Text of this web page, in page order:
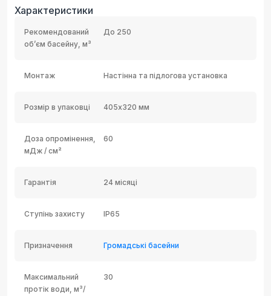
Характеристики
Рекомендований
об’єм басейну, м³
До 250
Монтаж Настінна та підлогова установка
Розмір в упаковці 405х320 мм
Доза опромінення,
мДж / см²
60
Гарантія 24 місяці
Ступінь захисту IP65
Призначення Громадські басейни
Максимальний
протік води, м³/
30